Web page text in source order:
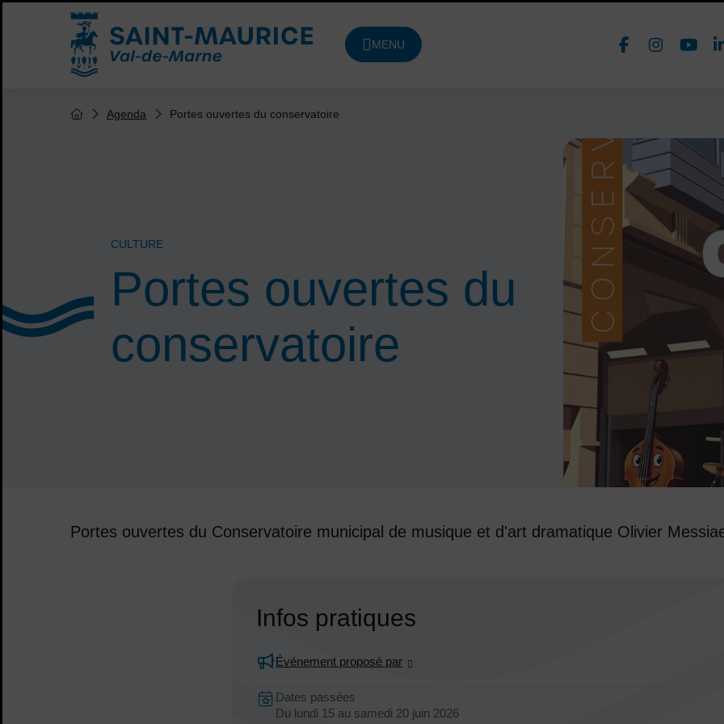
Accueil ville de Saint-Maurice
MENU
DE NAVIGATION PRINCIPALE Nous
Portes ouvertes du
conservatoire
CULTURE
Vous êtes ici :
Page d'accueil du site
Agenda Portes ouvertes du conservatoire
Portes ouvertes du Conservatoire municipal de musique et d'art dramatique Olivier
Infos pratiques
Événement proposé par
Dates :
Dates en cours
Dates passées
Du lundi 15 au samedi 20 juin 2026